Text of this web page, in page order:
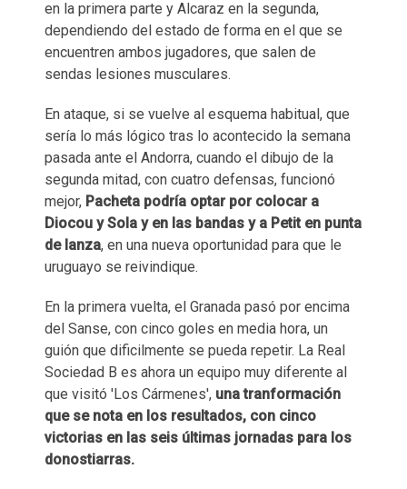
en la primera parte y Alcaraz en la segunda,
dependiendo del estado de forma en el que se
encuentren ambos jugadores, que salen de
sendas lesiones musculares.
En ataque, si se vuelve al esquema habitual, que
sería lo más lógico tras lo acontecido la semana
pasada ante el Andorra, cuando el dibujo de la
segunda mitad, con cuatro defensas, funcionó
mejor, Pacheta podría optar por colocar a
Diocou y Sola y en las bandas y a Petit en punta
de lanza, en una nueva oportunidad para que le
uruguayo se reivindique.
En la primera vuelta, el Granada pasó por encima
del Sanse, con cinco goles en media hora, un
guión que dificilmente se pueda repetir. La Real
Sociedad B es ahora un equipo muy diferente al
que visitó 'Los Cármenes', una tranformación
que se nota en los resultados, con cinco
victorias en las seis últimas jornadas para los
donostiarras.